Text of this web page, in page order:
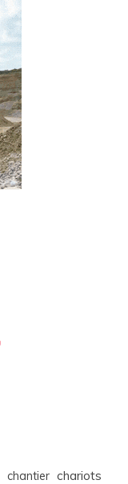
chantier chariots